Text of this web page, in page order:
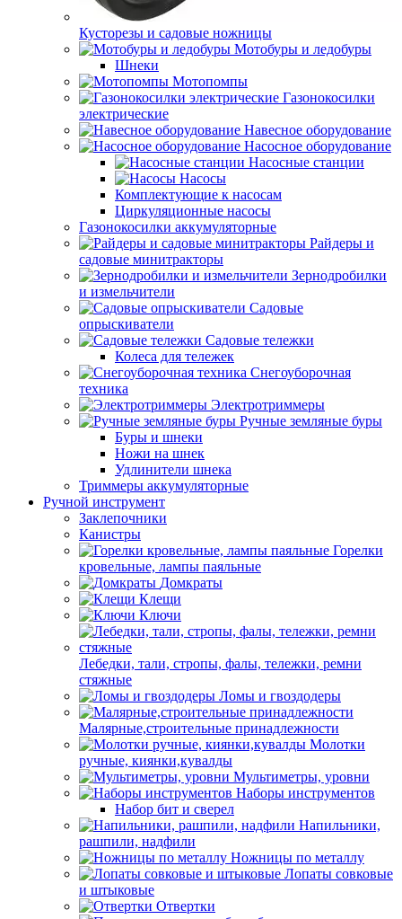
Кусторезы и садовые ножницы
Мотобуры и ледобуры
Шнеки
Мотопомпы
Газонокосилки
электрические
Навесное оборудование
Насосное оборудование
Насосные станции
Насосы
Комплектующие к насосам
Циркуляционные насосы
Газонокосилки аккумуляторные
Райдеры и
садовые минитракторы
Зернодробилки
и измельчители
Садовые
опрыскиватели
Садовые тележки
Колеса для тележек
Снегоуборочная
техника
Электротриммеры
Ручные земляные буры
Буры и шнеки
Ножи на шнек
Удлинители шнека
Триммеры аккумуляторные
Ручной инструмент
Заклепочники
Канистры
Горелки
кровельные, лампы паяльные
Домкраты
Клещи
Ключи
Лебедки, тали, стропы, фалы, тележки, ремни
стяжные
Ломы и гвоздодеры
Малярные,строительные принадлежности
Молотки
ручные, киянки,кувалды
Мультиметры, уровни
Наборы инструментов
Набор бит и сверел
Напильники,
рашпили, надфили
Ножницы по металлу
Лопаты совковые
и штыковые
Отвертки